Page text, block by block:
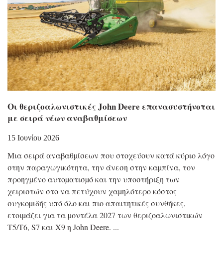
Οι θεριζοαλωνιστικές John Deere επανασυστήνοται
με σειρά νέων αναβαθμίσεων
15 Ιουνίου 2026
Μια σειρά αναβαθµίσεων που στοχεύουν κατά κύριο λόγο
στην παραγωγικότητα, την άνεση στην καµπίνα, τον
προηγµένο αυτοµατισµό και την υποστήριξη των
χειριστών στο να πετύχουν χαµηλότερο κόστος
συγκοµιδής υπό όλο και πιο απαιτητικές συνθήκες,
ετοιµάζει για τα µοντέλα 2027 των θεριζοαλωνιστικών
T5/T6, S7 και X9 η John Deere.